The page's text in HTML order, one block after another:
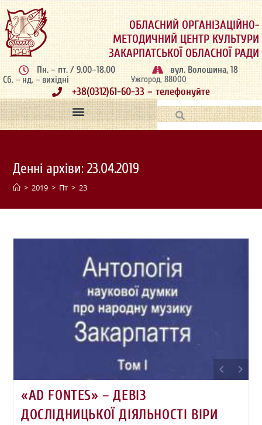
ОБЛАСНИЙ ОРГАНІЗАЦІЙНО-
МЕТОДИЧНИЙ ЦЕНТР КУЛЬТУРИ
ЗАКАРПАТСЬКОЇ ОБЛАСНОЇ РАДИ
Пн. – пт. / 9.00–18.00
Сб. – нд. – вихідні
вул. Волошина, 18
Ужгород, 88000
+38(0312)61-60-33 – телефонуйте
Денні архіви: 23.04.2019
> 2019 > Пт > 23
«AD FONTES» – ДЕВІЗ
ДОСЛІДНИЦЬКОЇ ДІЯЛЬНОСТІ ВІРИ